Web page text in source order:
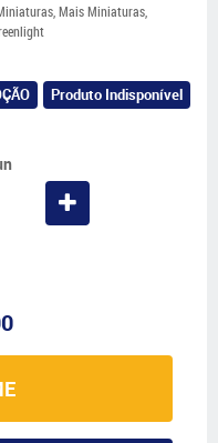
,Mais Miniaturas,
Produto Indisponível